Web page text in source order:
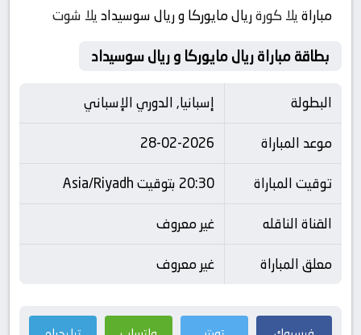
مباراةيلا كورةريال مايوركا و ريال سوسيداديلا شوت
بطاقة مباراة ريال مايوركا و ريال سوسيداد
البطولة
إسبانيا, الدوري الإسباني
موعد المباراة
28-02-2026
توقيت المباراة
20:30 بتوقيت Asia/Riyadh
القناة الناقله
غير معروف
معلق المباراة
غير معروف